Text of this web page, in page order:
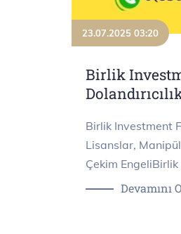
23.07.2025 03:20
Birlik
Birlik Investment
Lisanslar,
Çekim
Devamını